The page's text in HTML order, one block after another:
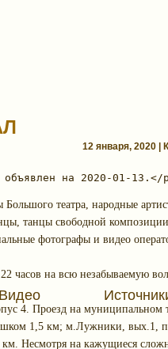
Видео
12 января, 2020 |
театра, народные
танцы свободной
фотографы и видео
часов на всю незабываемую
4. Проезд на муниципальном
1,5 км; м.Лужники, вых.1,
Несмотря на кажущиеся